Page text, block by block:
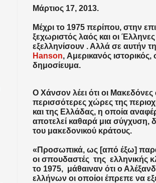
Μάρτιος 17, 2013.
Μέχρι το 1975 περίπου, στην
ξεχωριστός λαός και οι
εξελληνίσουν . Αλλά σε αυτήν
Hanson, Αμερικανός
δημοσίευμα.
Ο Χάνσον λέει ότι οι
περισσότερες χώρες της
και της Ελλάδας, η οποία
αποτελεί καθαρά μια σύγχυση,
του μακεδονικού κράτους.
«Προσωπικά, ως [από έξω]
οι σπουδαστές της ελληνικής
το 1975, μάθαιναν ότι ο
ελλήνων οι οποίοι έπρεπε να